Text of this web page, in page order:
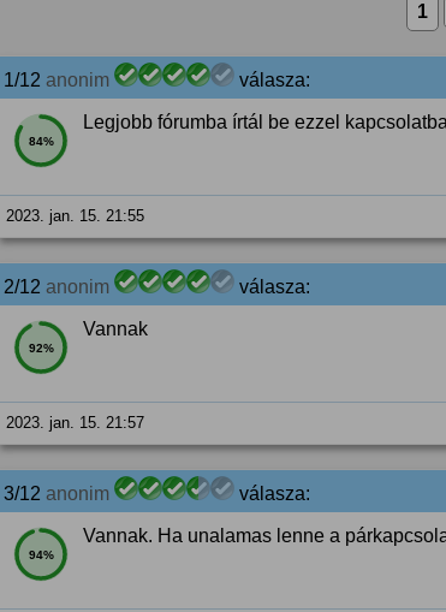
1
1/12 anonim válasza:
84%
Legjobb fórumba írtál be ezzel
2023. jan. 15. 21:55
2/12 anonim válasza:
92%
Vannak
2023. jan. 15. 21:57
3/12 anonim válasza:
94%
Vannak. Ha unalamas lenne a